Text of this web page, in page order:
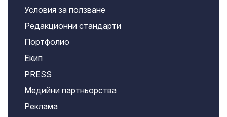
Условия за ползване
Редакционни стандарти
Портфолио
Екип
PRESS
Медийни партньорства
Реклама